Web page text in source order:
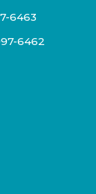
6463
6462